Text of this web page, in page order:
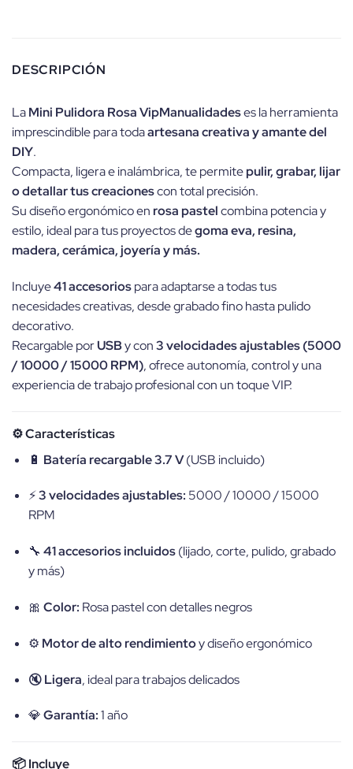
DESCRIPCIÓN
LaMini Pulidora Rosa VipManualidadeses la herramienta
imprescindible para todaartesana creativa y amante del
DIY.
Compacta, ligera e inalámbrica, te permitepulir, grabar, lijar
o detallar tus creacionescon total precisión.
Su diseño ergonómico en rosa pastelcombina potencia y
estilo, ideal para tus proyectos degoma eva, resina,
madera, cerámica, joyería y más.
Incluye41 accesoriospara adaptarse a todas tus
necesidades creativas, desde grabado fino hasta pulido
decorativo.
Recargable porUSBy con3 velocidades ajustables (5000
/ 10000 / 15000 RPM), ofrece autonomía, control y una
experiencia de trabajo profesional con un toque VIP.
⚙️Características
🔋 Batería recargable 3.7 V(USB incluido)
⚡3 velocidades ajustables: 5000 / 10000 / 15000
RPM
🔧 41 accesorios incluidos(lijado, corte, pulido, grabado
y más)
🎀 Color: Rosa pastel con detalles negros
⚙️ Motor de alto rendimientoy diseño ergonómico
🔇Ligera, ideal para trabajos delicados
💎Garantía:1 año
📦Incluye